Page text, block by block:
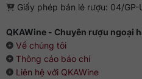
Giấy phép bán lẻ rượu: 04/GP-
QKAWine - Chuyên rượu ngoại
Về chúng tôi
Thông cáo báo chí
Liên hệ với QKAWine